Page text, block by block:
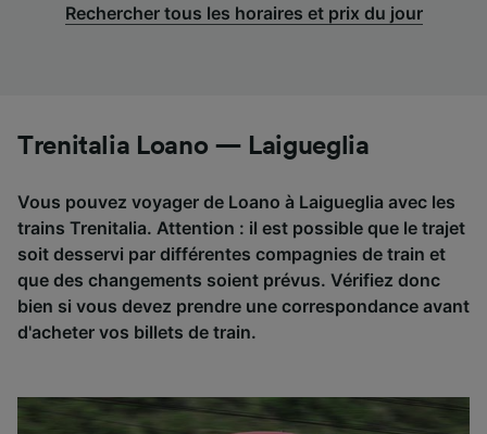
Rechercher tous les horaires et prix du jour
Trenitalia Loano — Laigueglia
Vous pouvez voyager de Loano à Laigueglia avec les
trains Trenitalia. Attention : il est possible que le trajet
soit desservi par différentes compagnies de train et
que des changements soient prévus. Vérifiez donc
bien si vous devez prendre une correspondance avant
d'acheter vos billets de train.